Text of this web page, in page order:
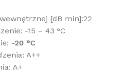
[dB min]:22
-15 – 43 °C
-20 °C
A++
A+